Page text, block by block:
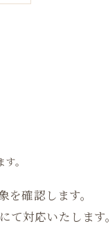
。
確認します。
対応いたします。